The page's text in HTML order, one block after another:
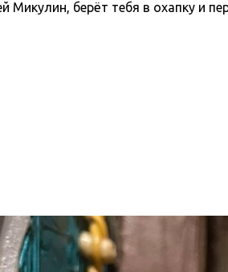
Микулин, берёт тебя в охапку и